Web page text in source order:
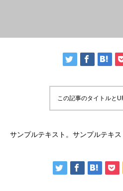
この記事のタイトルと
サンプルテキスト。サンプルテキス